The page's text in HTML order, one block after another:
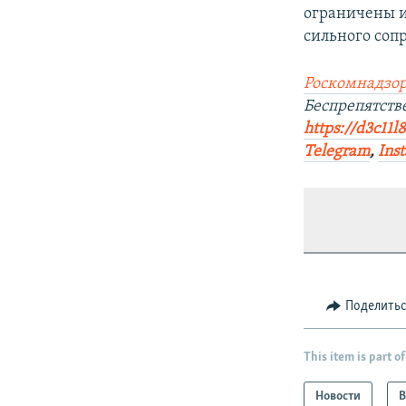
ограничены
сильного
https://
Telegram,
This item is part of
Новости